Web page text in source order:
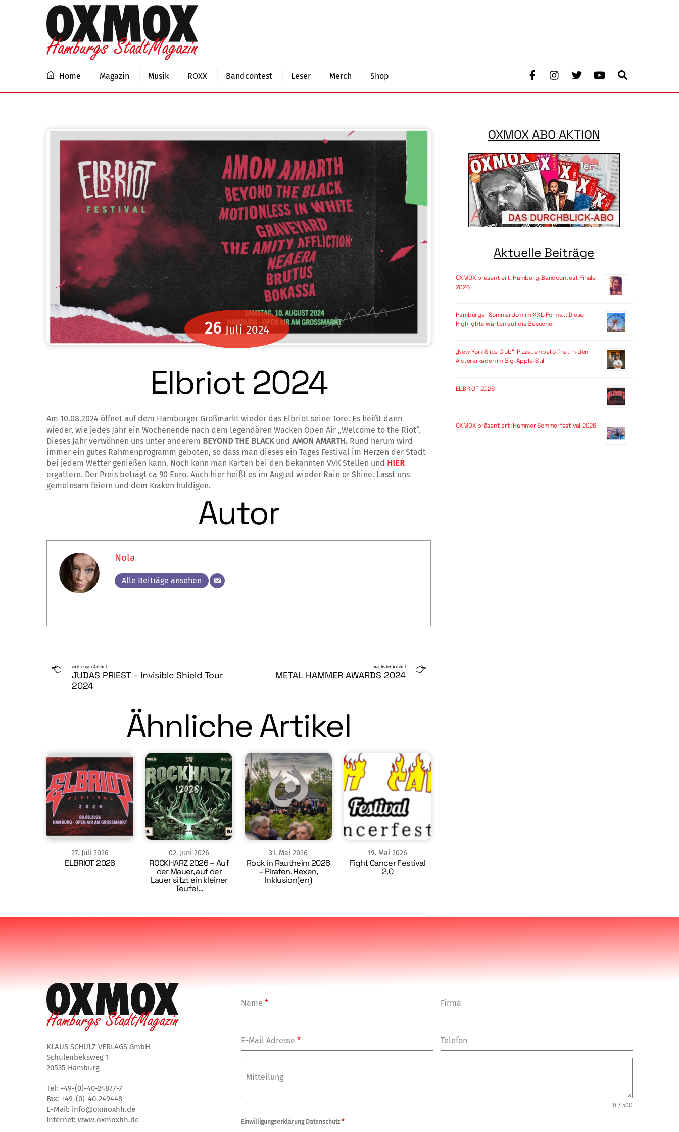
Facebook Youtube
Home Magazin Musik ROXX Bandcontest Leser Merch Shop
26 Juli 2024
Elbriot 2024
Am 10.08.2024 öffnet auf dem Hamburger Großmarkt wieder das Elbriot seine Tore. Es heißt dann
wieder, wie jedes Jahr ein Wochenende nach dem legendären Wacken Open Air „Welcome to the Riot“.
Dieses Jahr verwöhnen uns unter anderem BEYOND THE BLACKund AMON AMARTH. Rund herum wird
immer ein gutes Rahmenprogramm geboten, so dass man dieses ein Tages Festival im Herzen der Stadt
bei jedem Wetter genießen kann. Noch kann man Karten bei den bekannten VVK Stellen und HIER
ergattern. Der Preis beträgt ca 90 Euro. Auch hier heißt es im August wieder Rain or Shine. Lasst uns
gemeinsam feiern und dem Kraken huldigen.
Autor
Nola
Alle Beiträge ansehen
vorheriger Artikel
JUDAS PRIEST – Invisible Shield Tour
2024
nächster Artikel
METAL HAMMER AWARDS 2024
Ähnliche Artikel
27. Juli 2026
ELBRIOT 2026
02. Juni 2026
ROCKHARZ 2026 – Auf
der Mauer, auf der
Lauer sitzt ein kleiner
Teufel…
31. Mai 2026
Rock in Rautheim 2026
– Piraten, Hexen,
Inklusion(en)
19. Mai 2026
Fight Cancer Festival
2.0
OXMOX ABO AKTION
Aktuelle Beiträge
OXMOX präsentiert: Hamburg-Bandcontest Finale
2026
Hamburger Sommerdom im XXL-Format: Diese
Highlights warten auf die Besucher
„New York Slice Club“: Pizzatempel öffnet in den
Alsterarkaden im Big-Apple-Stil
ELBRIOT 2026
OXMOX präsentiert: Hammer Sommerfestival 2026
KLAUS SCHULZ VERLAGS GmbH
Schulenbeksweg 1
20535 Hamburg
Tel: +49-(0)-40-24877-7
Fax: +49-(0)-40-249448
E-Mail: info@oxmoxhh.de
Internet: www.oxmoxhh.de
Name* Firma
E-Mail Adresse* Telefon
Mitteilung
0 / 500
Einwilligungserklärung Datenschutz*